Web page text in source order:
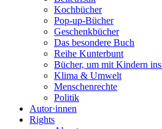
Kochbücher
Pop-up-Bücher
Geschenkbücher
Das besondere Buch
Reihe Kunterbunt
Bücher, um mit Kindern
Klima & Umwelt
Menschenrechte
Politik
Autor·innen
Rights